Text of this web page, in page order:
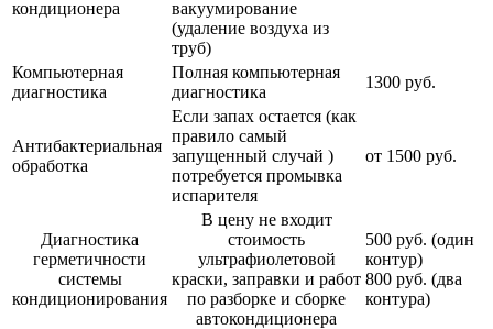
кондиционера
вакуумирование
(удаление воздуха из
труб)
Компьютерная
диагностика
Полная компьютерная
диагностика
1300 руб.
Антибактериальная
обработка
Если запах остается (как
правило самый
запущенный случай )
потребуется промывка
испарителя
от 1500 руб.
Диагностика
герметичности
системы
кондиционирования
В цену не входит
стоимость
ультрафиолетовой
краски, заправки и работ
по разборке и сборке
автокондиционера
500 руб. (один
контур)
800 руб. (два
контура)